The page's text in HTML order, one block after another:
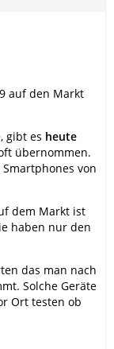
auf den Markt
gibt es heute
übernommen.
von
dem Markt ist
haben nur den
das man nach
Solche Geräte
Ort testen ob